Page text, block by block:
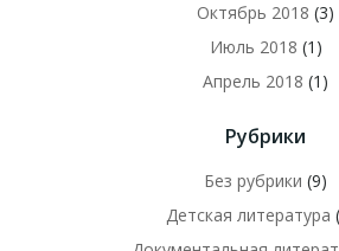
Октябрь 2018 (3)
Июль 2018 (1)
Апрель 2018 (1)
Рубрики
Без рубрики (9)
Детская литература